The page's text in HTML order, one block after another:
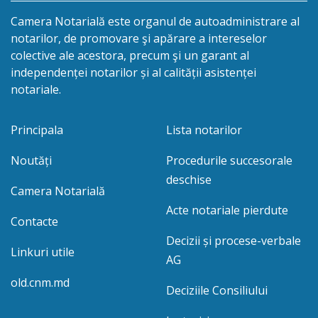
Camera Notarială este organul de autoadministrare al
notarilor, de promovare şi apărare a intereselor
colective ale acestora, precum şi un garant al
independenței notarilor și al calității asistenței
notariale.
Principala
Noutăți
Camera Notarială
Contacte
Linkuri utile
old.cnm.md
Lista notarilor
Procedurile succesorale
deschise
Acte notariale pierdute
Decizii și procese-verbale
AG
Deciziile Consiliului